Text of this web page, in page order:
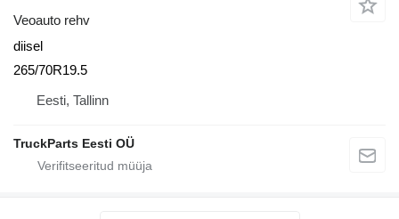
Veoauto rehv
diisel
265/70R19.5
Eesti, Tallinn
TruckParts Eesti OÜ